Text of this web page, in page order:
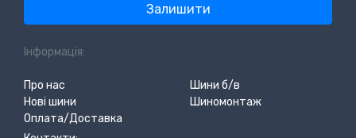
Залишити
Інформація:
Про нас
Шини б/в
Нові шини
Шиномонтаж
Оплата/Доставка